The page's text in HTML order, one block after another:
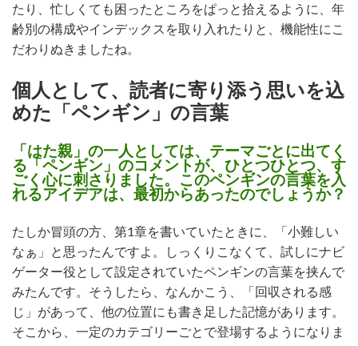
たり、忙しくても困ったところをぱっと拾えるように、年
齢別の構成やインデックスを取り入れたりと、機能性にこ
だわりぬきましたね。
個人として、読者に寄り添う思いを込
めた「ペンギン」の言葉
「はた親」の一人としては、テーマごとに出てく
る「ペンギン」のコメントが、ひとつひとつ、す
ごく心に刺さりました。このペンギンの言葉を入
れるアイデアは、最初からあったのでしょうか？
たしか冒頭の方、第1章を書いていたときに、「小難しい
なぁ」と思ったんですよ。しっくりこなくて、試しにナビ
ゲーター役として設定されていたペンギンの言葉を挟んで
みたんです。そうしたら、なんかこう、「回収される感
じ」があって、他の位置にも書き足した記憶があります。
そこから、一定のカテゴリーごとで登場するようになりま